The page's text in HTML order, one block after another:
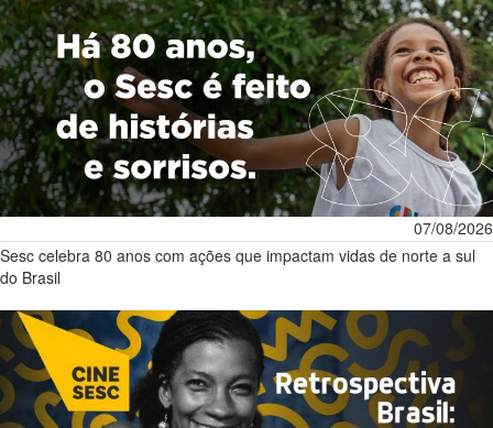
07/08/2026
Sesc celebra 80 anos com ações que impactam vidas de norte a sul
do Brasil